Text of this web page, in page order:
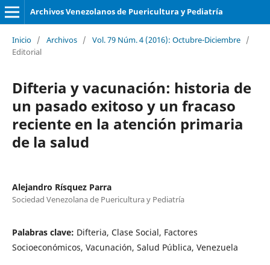
Archivos Venezolanos de Puericultura y Pediatría
Inicio / Archivos / Vol. 79 Núm. 4 (2016): Octubre-Diciembre /
Editorial
Difteria y vacunación: historia de
un pasado exitoso y un fracaso
reciente en la atención primaria
de la salud
Alejandro Rísquez Parra
Sociedad Venezolana de Puericultura y Pediatría
Palabras clave: Difteria, Clase Social, Factores
Socioeconómicos, Vacunación, Salud Pública, Venezuela